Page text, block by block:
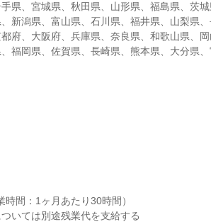
県、宮城県、秋田県、山形県、福島県、茨
新潟県、富山県、石川県、福井県、山梨県
府、大阪府、兵庫県、奈良県、和歌山県、岡
福岡県、佐賀県、長崎県、熊本県、大分県
間：1ヶ月あたり30時間）
いては別途残業代を支給する